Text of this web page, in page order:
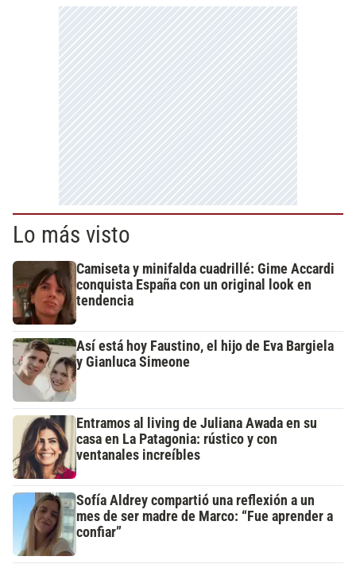
Lo más visto
Camiseta y minifalda cuadrillé: Gime Accardi
conquista España con un original look en
tendencia
Así está hoy Faustino, el hijo de Eva Bargiela
y Gianluca Simeone
Entramos al living de Juliana Awada en su
casa en La Patagonia: rústico y con
ventanales increíbles
Sofía Aldrey compartió una reflexión a un
mes de ser madre de Marco: “Fue aprender a
confiar”